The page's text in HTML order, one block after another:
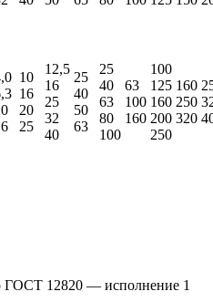
10
16
20
25
12,5
16
25
32
40
25
40
50
63
25
40
63
80
100
63
100
160
100
125
160
200
250
160
250
320
ГОСТ 12820 — исполнение 1